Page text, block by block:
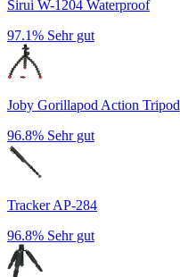
Sirui W-1204 Waterproof
97.1% Sehr gut
Joby Gorillapod Action Tripod
96.8% Sehr gut
Tracker AP-284
96.8% Sehr gut